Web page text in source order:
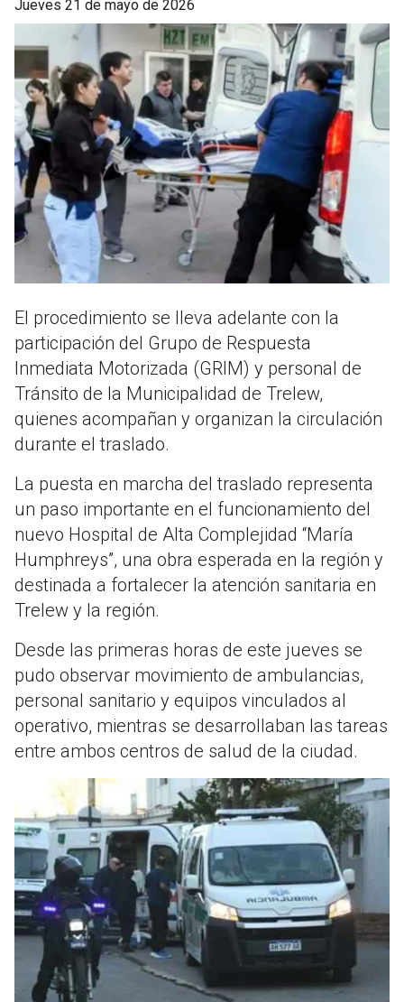
jueves 21 de mayo de 2026
El procedimiento se lleva adelante con la
participación del Grupo de Respuesta
Inmediata Motorizada (GRIM) y personal de
Tránsito de la Municipalidad de Trelew,
quienes acompañan y organizan la circulación
durante el traslado.
La puesta en marcha del traslado representa
un paso importante en el funcionamiento del
nuevo Hospital de Alta Complejidad “María
Humphreys”, una obra esperada en la región y
destinada a fortalecer la atención sanitaria en
Trelew y la región.
Desde las primeras horas de este jueves se
pudo observar movimiento de ambulancias,
personal sanitario y equipos vinculados al
operativo, mientras se desarrollaban las tareas
entre ambos centros de salud de la ciudad.